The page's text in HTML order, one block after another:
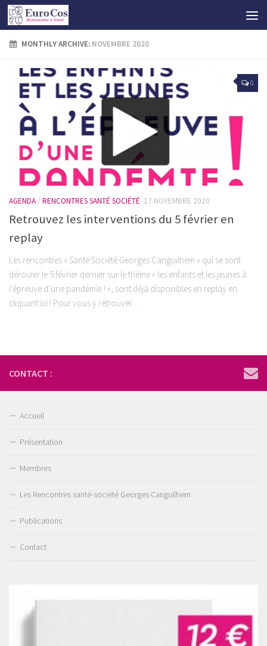
MONTHLY ARCHIVE: NOVEMBRE 2020
0
AGENDA / RENCONTRES SANTÉ SOCIÉTÉ 17 NOVEMBRE 2020
Retrouvez les interventions du 5 février en
replay
Les rencontres « Santé Société Georges Canguilhem » qui se sont
dérouler le 5 février dernier sur le thème « les enfants et les jeunes à
l’épreuve d’une pandémie ! », sont déjà disponibles en replay en
cliquant ici ! Pour vous y retrouver...
CONTACT :
Accueil
Présentation
Membres
Les Rencontres santé-société Georges Canguilhem
Publications
Contact